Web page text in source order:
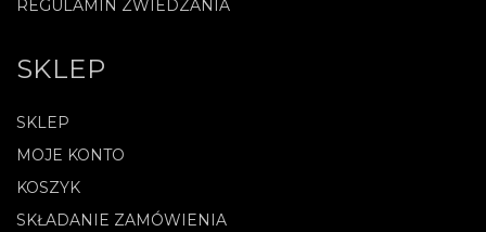
REGULAMIN ZWIEDZANIA
SKLEP
SKLEP
MOJE KONTO
KOSZYK
SKŁADANIE ZAMÓWIENIA